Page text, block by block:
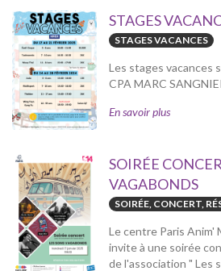
STAGES
STAGES VACANCES
Les stages vacances
CPA MARC
En savoir plus
SOIRÉE
VAGABONDS
SOIRÉE, CONCERT,
Le centre Paris Anim'
invite à une soirée
de l'association " Les